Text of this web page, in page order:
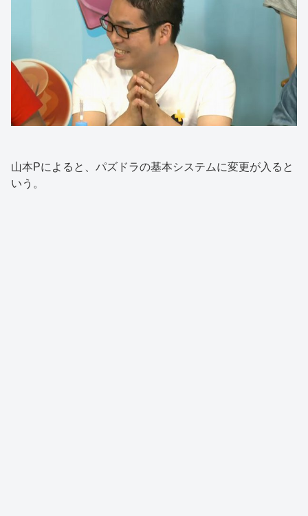
山本Pによると、パズドラの基本システムに変更が入ると
いう。